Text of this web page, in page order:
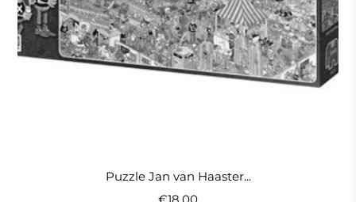
Puzzle Jan van Haaster...